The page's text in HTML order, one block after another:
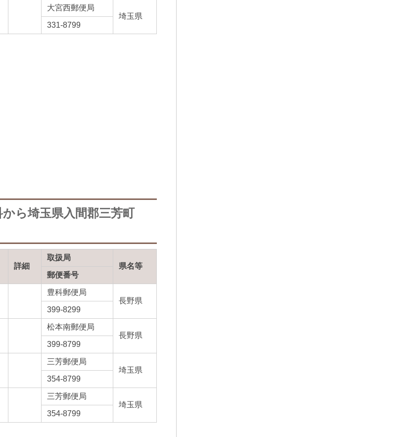
大宮西郵便局
埼玉県
331-8799
ら埼玉県入間郡三芳町
詳細
取扱局
県名等
郵便番号
豊科郵便局
長野県
399-8299
松本南郵便局
長野県
399-8799
三芳郵便局
埼玉県
354-8799
三芳郵便局
埼玉県
354-8799